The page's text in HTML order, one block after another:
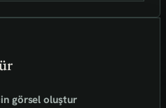
görsel oluştur